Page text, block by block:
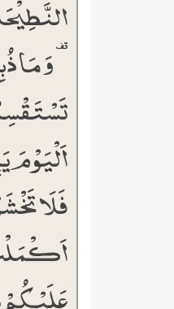
وَ مَا
اَلۡیَوۡمَ
فَلَا